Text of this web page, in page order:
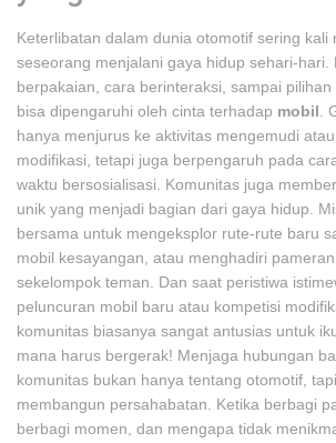
Keterlibatan dalam dunia otomotif sering kali
seseorang menjalani gaya hidup sehari-hari.
berpakaian, cara berinteraksi, sampai
bisa dipengaruhi oleh cinta terhadap mobil .
hanya menjurus ke aktivitas mengemudi
modifikasi, tetapi juga berpengaruh pada
waktu bersosialisasi. Komunitas juga
unik yang menjadi bagian dari gaya hidup.
bersama untuk mengeksplor rute-rute baru
mobil kesayangan, atau menghadiri
sekelompok teman. Dan saat peristiwa
peluncuran mobil baru atau kompetisi
komunitas biasanya sangat antusias untuk
mana harus bergerak! Menjaga hubungan
komunitas bukan hanya tentang otomotif,
membangun persahabatan. Ketika berbagi
berbagi momen, dan mengapa tidak